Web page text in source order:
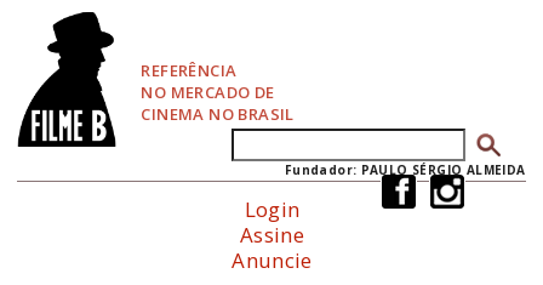
REFERÊNCIA
NO MERCADO DE
CINEMA NO BRASIL
Formulário de busca
Fundador: PAULO SÉRGIO ALMEIDA
Login
Assine
Anuncie